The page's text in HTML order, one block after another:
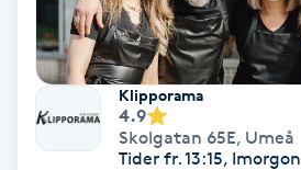
Gel naglar
Klipporama
4.9
Skolgatan 65E, Umeå
Tider fr. 13:15, Imorgon